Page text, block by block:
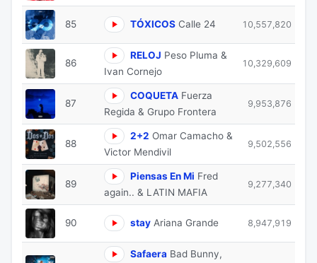
85 TÓXICOS Calle 24 10,557,820
86
RELOJ Peso Pluma &
Ivan Cornejo
10,329,609
87
COQUETA Fuerza
Regida & Grupo Frontera
9,953,876
88
2+2 Omar Camacho &
Victor Mendivil
9,502,556
89
Piensas En Mi Fred
again.. & LATIN MAFIA
9,277,340
90 stay Ariana Grande 8,947,919
Safaera Bad Bunny,